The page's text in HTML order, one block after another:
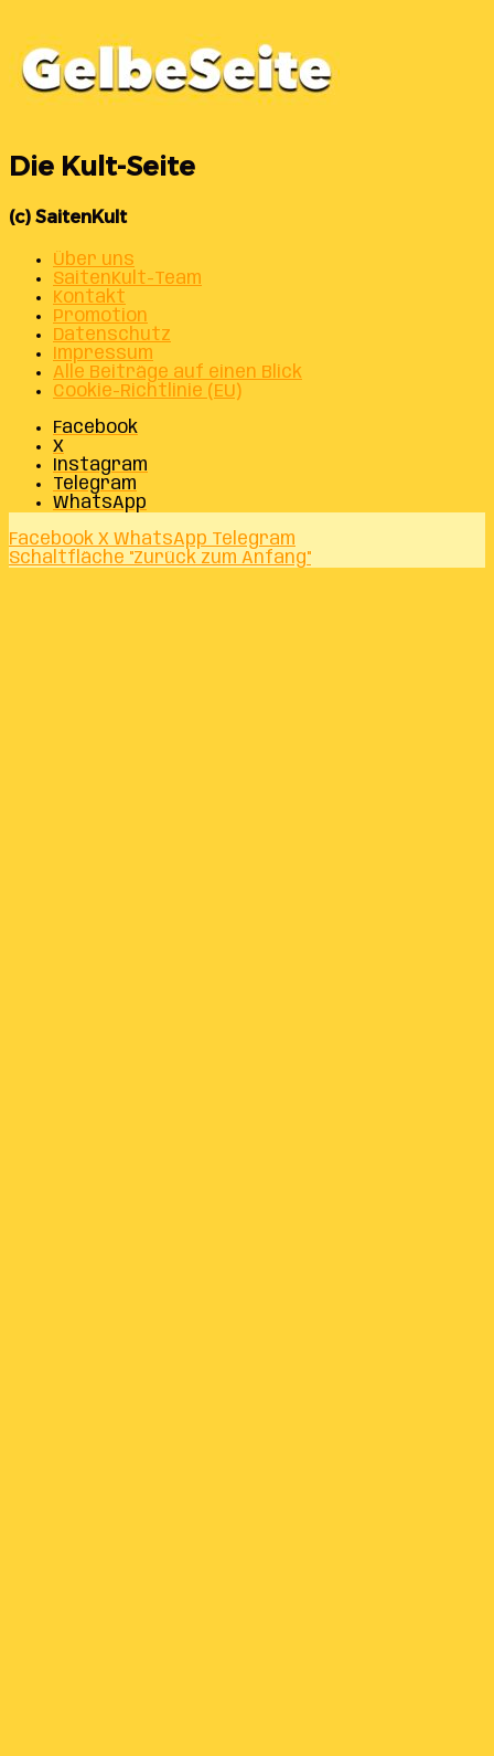
Die Kult-Seite
(c) SaitenKult
Über uns
SaitenKult-Team
Kontakt
Promotion
Datenschutz
Impressum
Alle Beiträge auf einen Blick
Cookie-Richtlinie (EU)
Facebook
X
Instagram
Telegram
WhatsApp
Facebook X WhatsApp Telegram
Schaltfläche "Zurück zum Anfang"